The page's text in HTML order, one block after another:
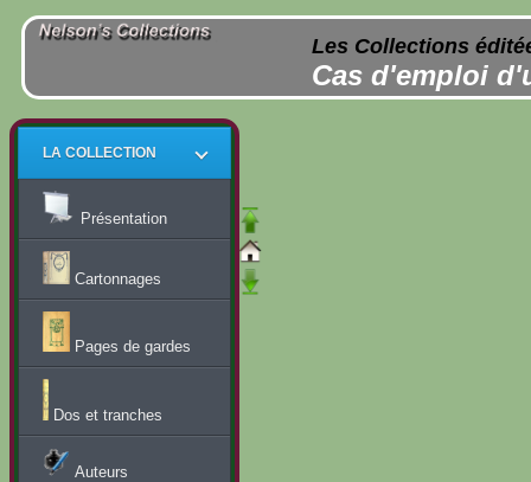
Les Collections
Cas d'emploi
LA COLLECTION
Présentation
Cartonnages
Pages de gardes
Dos et tranches
Auteurs